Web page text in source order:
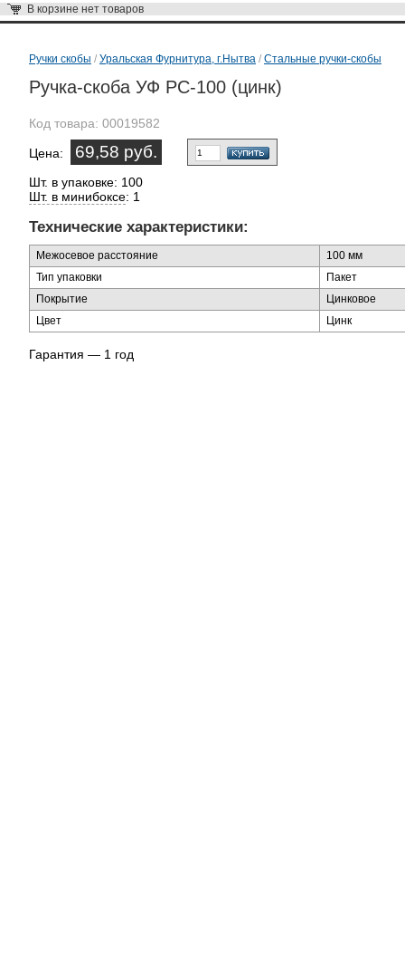
В корзине нет товаров
Ручки скобы / Уральская Фурнитура, г.Нытва / Стальные ручки-скобы
Ручка-скоба УФ РС-100 (цинк)
Код товара: 00019582
Цена: 69,58 руб.
Шт. в упаковке: 100
Шт. в минибоксе: 1
Технические характеристики:
Межосевое расстояние
100 мм
Тип упаковки
Пакет
Покрытие
Цинковое
Цвет
Цинк
Гарантия — 1 год